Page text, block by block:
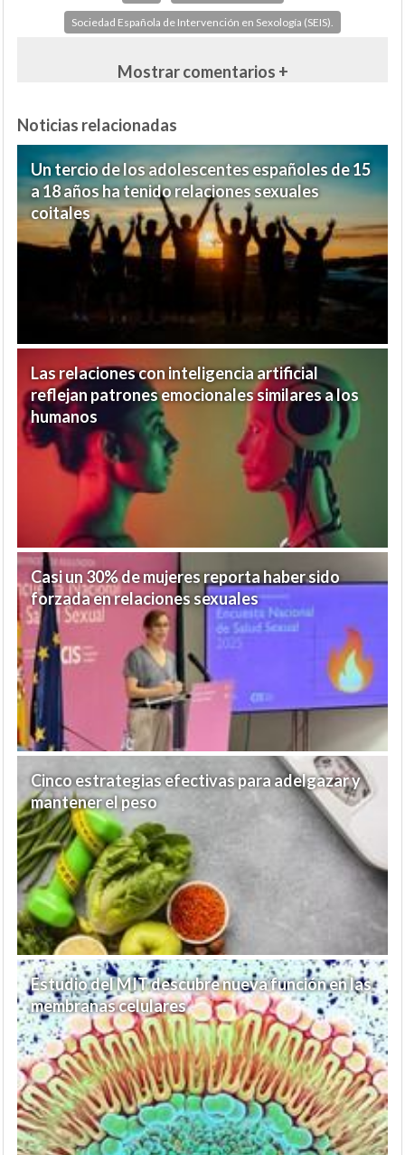
Sociedad Española de Intervención en Sexología (SEIS).
Mostrar comentarios +
Noticias relacionadas
Un tercio de los adolescentes españoles de 15
a 18 años ha tenido relaciones sexuales
coitales
Las relaciones con inteligencia artificial
reflejan patrones emocionales similares a los
humanos
Casi un 30% de mujeres reporta haber sido
forzada en relaciones sexuales
Cinco estrategias efectivas para adelgazar y
mantener el peso
Estudio del MIT descubre nueva función en las
membranas celulares